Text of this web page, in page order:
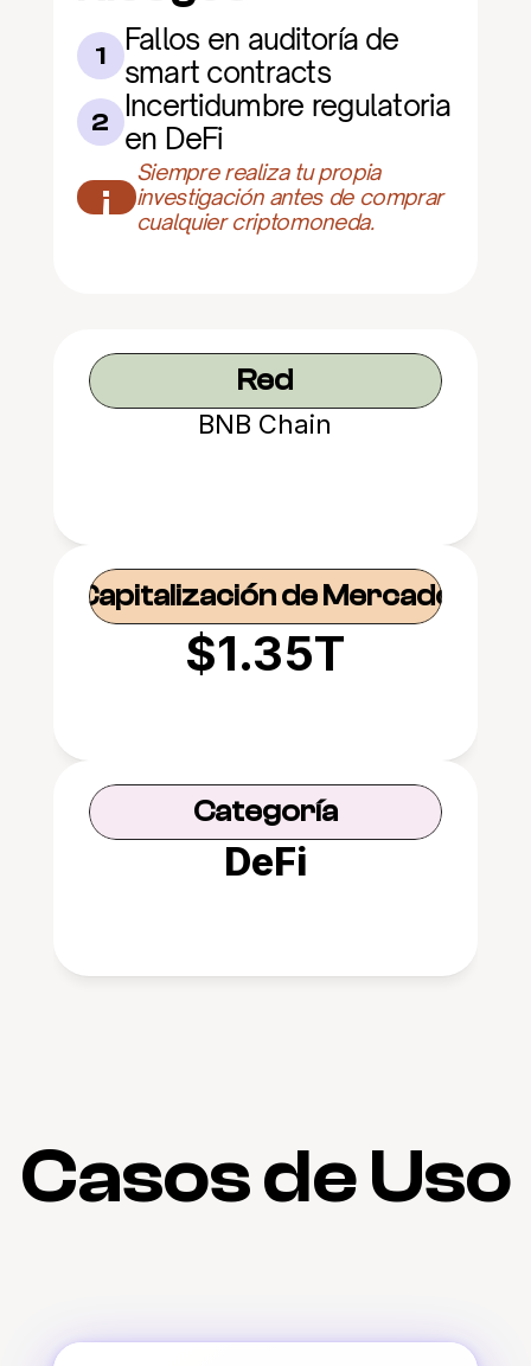
1
Fallos en auditoría de
smart contracts
2 Incertidumbre regulatoria
en DeFi
¡
Siempre realiza tu propia
investigación antes de comprar
cualquier criptomoneda.
Red
BNB Chain
Capitalización de Mercado
$1.35T
Categoría
DeFi
Casos de Uso